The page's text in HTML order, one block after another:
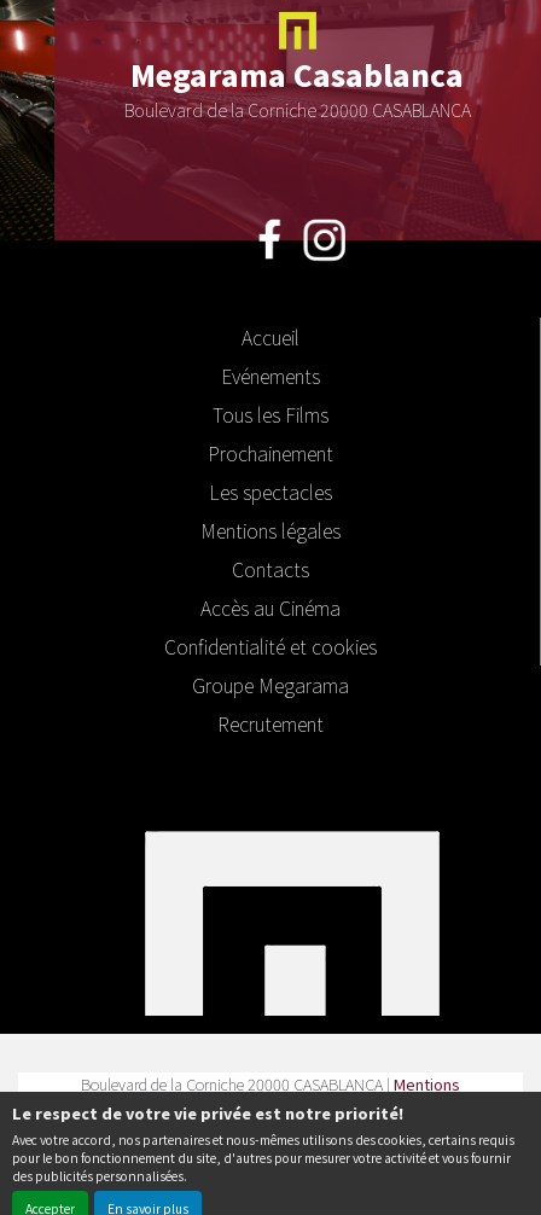
Le respect de votre vie privée est notre priorité!
Avec votre accord, nos partenaires et nous-mêmes utilisons des cookies, certains requis
pour le bon fonctionnement du site, d'autres pour mesurer votre activité et vous fournir
des publicités personnalisées.
Accepter
En savoir plus
MegaramaCasablanca
Boulevard de la Corniche 20000 CASABLANCA
Accueil
Evénements
Tous les Films
Prochainement
Les spectacles
Mentions légales
Contacts
Accès au Cinéma
Confidentialité et cookies
Groupe Megarama
Recrutement
Boulevard de la Corniche 20000 CASABLANCA | Mentions
légales| Contact| Tel :
Politique de confidentialité
© Erakys